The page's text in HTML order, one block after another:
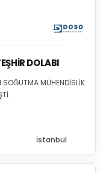
DOLABI
SOĞUTMA MÜHENDİSLİK
İstanbul